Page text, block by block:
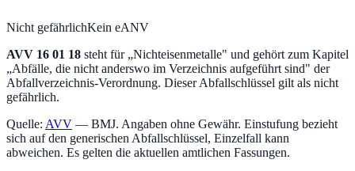
Nicht gefährlichKein eANV
AVV 16 01 18 steht für „Nichteisenmetalle" und gehört zum Kapitel
„Abfälle, die nicht anderswo im Verzeichnis aufgeführt sind" der
Abfallverzeichnis-Verordnung. Dieser Abfallschlüssel gilt als nicht
gefährlich.
Quelle: AVV — BMJ. Angaben ohne Gewähr. Einstufung bezieht
sich auf den generischen Abfallschlüssel, Einzelfall kann
abweichen. Es gelten die aktuellen amtlichen Fassungen.